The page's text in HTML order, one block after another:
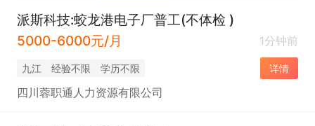
派斯科技:蛟龙港电子厂普工(不体检 )
5000-6000元/月
1分钟前
九江 经验不限 学历不限 详情
四川蓉职通人力资源有限公司